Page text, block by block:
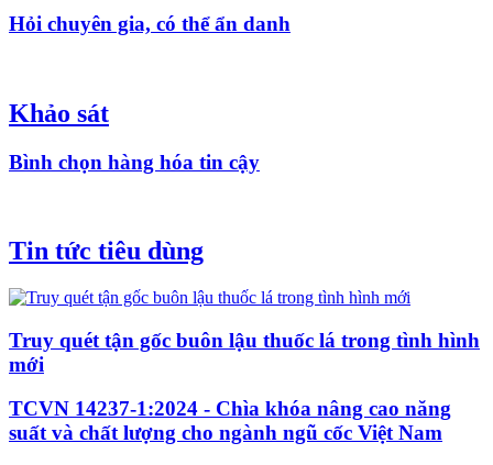
Hỏi chuyên gia, có thể ẩn danh
Khảo sát
Bình chọn hàng hóa tin cậy
Tin tức tiêu dùng
Truy quét tận gốc buôn lậu thuốc lá trong tình hình
mới
TCVN 14237-1:2024 - Chìa khóa nâng cao năng
suất và chất lượng cho ngành ngũ cốc Việt Nam